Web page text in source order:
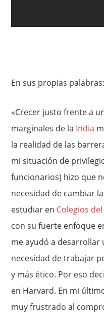
En sus propias palabras:
«Crecer justo frente a
marginales de la India
la realidad de las
mi situación de
funcionarios) hizo que
necesidad de cambiar
estudiar en Colegios
con su fuerte enfoque
me ayudó a desarrollar
necesidad de trabajar
y más ético. Por eso
en Harvard. En mi
muy frustrado al